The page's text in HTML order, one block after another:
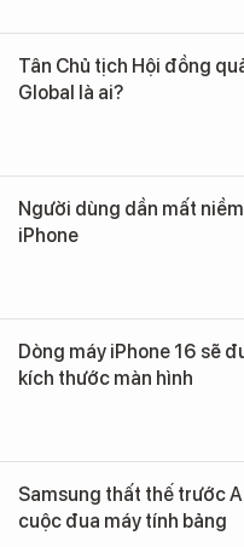
Tân Chủ tịch Hội đồng
Global là ai?
Người dùng dần mất
iPhone
Dòng máy iPhone 16 sẽ
kích thước màn hình
Samsung thất thế trước
cuộc đua máy tính bảng